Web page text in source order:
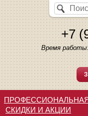
+7
Время
СКИДКИ И АКЦИИ